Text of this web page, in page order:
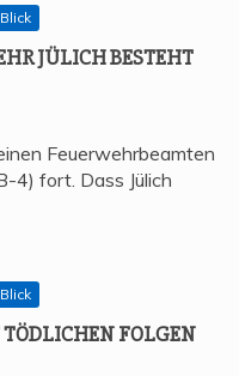
JÜLICH BESTEHT
Feuerwehrbeamten
4) fort. Dass Jülich
FOLGEN